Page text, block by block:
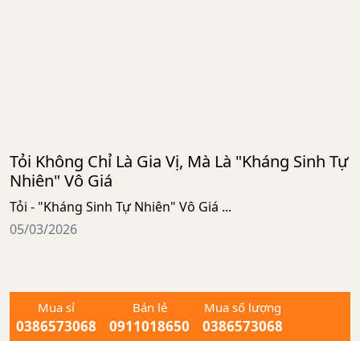
Tỏi Không Chỉ Là Gia Vị, Mà Là "Kháng Sinh Tự
Nhiên" Vô Giá
Tỏi - "Kháng Sinh Tự Nhiên" Vô Giá ...
05/03/2026
Mua sỉ
0386573068
Bán lẻ
0911018650
Mua số lượng
0386573068